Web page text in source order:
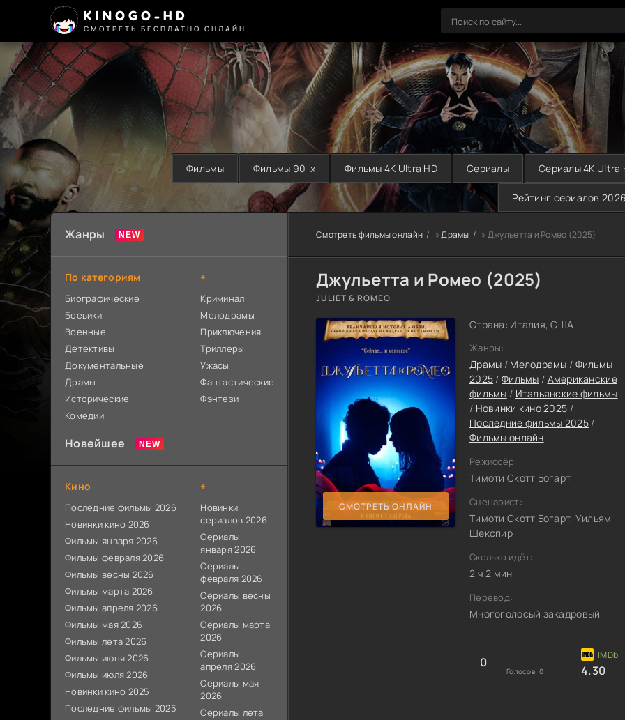
KINOGO-HD
СМОТРЕТЬ БЕСПЛАТНО ОНЛАЙН
Фильмы Фильмы 90-х Фильмы 4K Ultra HD Сериалы Сериалы 4K Ultra
Рейтинг сериалов 2026
Смотреть фильмы онлайн »Драмы » Джульетта и Ромео (2025)
Джульетта и Ромео (2025)
JULIET & ROMEO
СМОТРЕТЬ ОНЛАЙН
Страна: Италия, США
Жанры:
Драмы / Мелодрамы / Фильмы
2025 / Фильмы / Американские
фильмы / Итальянские фильмы
/ Новинки кино 2025 /
Последние фильмы 2025/
Фильмы онлайн
Режиссёр:
Тимоти Скотт Богарт
Сценарист:
Тимоти Скотт Богарт, Уильям
Шекспир
Сколько идёт:
2 ч 2 мин
Перевод:
Многоголосый закадровый
0
Голосов: 0 4.30
Жанры
По категориям
Биографические
Боевики
Военные
Детективы
Документальные
Драмы
Исторические
Комедии
+
Криминал
Мелодрамы
Приключения
Триллеры
Ужасы
Фантастические
Фэнтези
Новейшее
Кино
Последние фильмы 2026
Новинки кино 2026
Фильмы января 2026
Фильмы февраля 2026
Фильмы весны 2026
Фильмы марта 2026
Фильмы апреля 2026
Фильмы мая 2026
Фильмы лета 2026
Фильмы июня 2026
Фильмы июля 2026
Новинки кино 2025
Последние фильмы 2025
+
Новинки
сериалов 2026
Сериалы
января 2026
Сериалы
февраля 2026
Сериалы весны
2026
Сериалы марта
2026
Сериалы
апреля 2026
Сериалы мая
2026
Сериалы лета